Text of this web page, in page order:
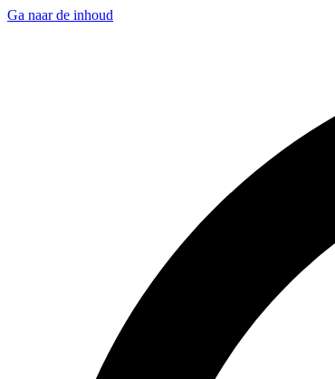
Ga naar de inhoud